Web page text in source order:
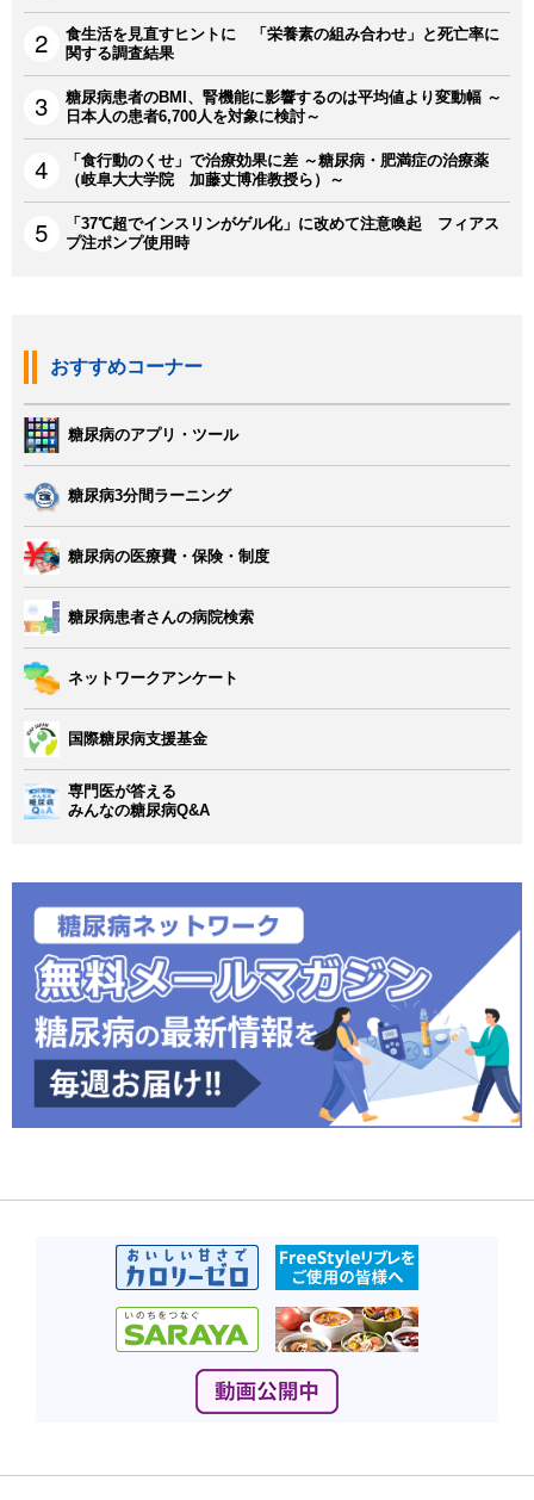
食生活を見直すヒントに 「栄養素の組み合わせ」と死亡率に
関する調査結果
糖尿病患者のBMI、腎機能に影響するのは平均値より変動幅 ～
日本人の患者6,700人を対象に検討～
「食行動のくせ」で治療効果に差 ～糖尿病・肥満症の治療薬
（岐阜大大学院 加藤丈博准教授ら）～
「37℃超でインスリンがゲル化」に改めて注意喚起 フィアス
プ注ポンプ使用時
おすすめコーナー
糖尿病のアプリ・ツール
糖尿病3分間ラーニング
糖尿病の医療費・保険・制度
糖尿病患者さんの病院検索
ネットワークアンケート
国際糖尿病支援基金
専門医が答える
みんなの糖尿病Q&A